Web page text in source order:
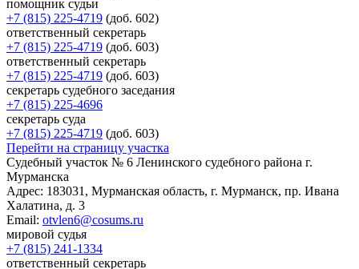
помощник судьи
+7 (815) 225-4719 (доб. 602)
ответственный секретарь
+7 (815) 225-4719 (доб. 603)
ответственный секретарь
+7 (815) 225-4719 (доб. 603)
секретарь судебного заседания
+7 (815) 225-4696
секретарь суда
+7 (815) 225-4719 (доб. 603)
Перейти на страницу участка
Судебный участок № 6 Ленинского судебного района г.
Мурманска
Адрес: 183031, Мурманская область, г. Мурманск, пр. Ивана
Халатина, д. 3
Email: otvlen6@cosums.ru
мировой судья
+7 (815) 241-1334
ответственный секретарь